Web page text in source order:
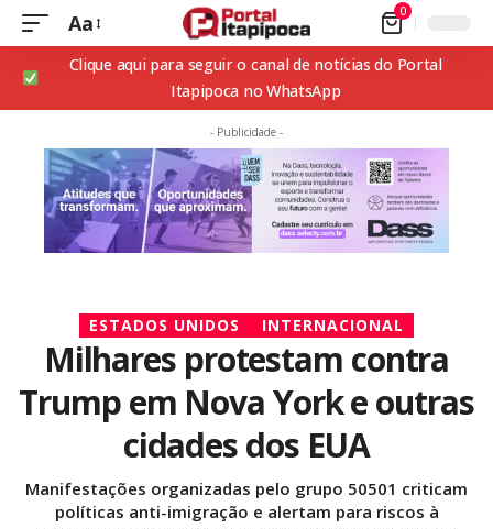
Aa 0
Clique aqui para seguir o canal de notícias do Portal
Itapipoca no WhatsApp
- Publicidade -
ESTADOS UNIDOS INTERNACIONAL
Milhares protestam contra
Trump em Nova York e outras
cidades dos EUA
Manifestações organizadas pelo grupo 50501 criticam
políticas anti-imigração e alertam para riscos à